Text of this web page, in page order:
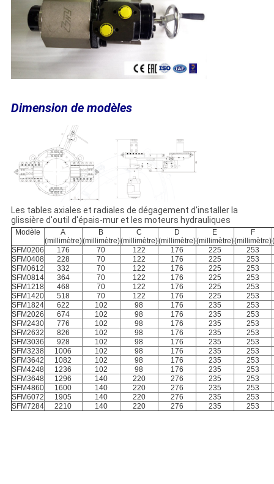
Dimension de modèles
Les tables axiales et radiales de dégagement d'installer la
glissière d'outil d'épais-mur et les moteurs hydrauliques
Modèle
A
(millimètre)
B
(millimètre)
C
(millimètre)
D
(millimètre)
E
(millimètre)
F
(millimètre)
SFM0206
176 70 122 176 225
253
SFM0408
228 70 122 176 225
253
SFM0612
332 70 122 176 225
253
SFM0814
364 70 122 176 225
253
SFM1218
468 70 122 176 225
253
SFM1420
518 70 122 176 225
253
SFM1824
622 102 98 176 235
253
SFM2026
674 102 98 176 235
253
SFM2430
776 102 98 176 235
253
SFM2632
826 102 98 176 235
253
SFM3036
928 102 98 176 235
253
SFM3238
1006 102 98 176 235
253
SFM3642
1082 102 98 176 235
253
SFM4248
1236 102 98 176 235
253
SFM3648
1296 140 220 276 235
253
SFM4860
1600 140 220 276 235
253
SFM6072
1905 140 220 276 235
253
SFM7284
2210 140 220 276 235 253